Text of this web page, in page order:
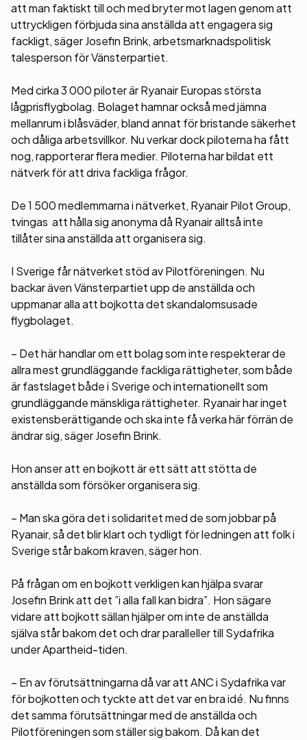
att man faktiskt till och med bryter mot lagen genom att
uttryckligen förbjuda sina anställda att engagera sig
fackligt, säger Josefin Brink, arbetsmarknadspolitisk
talesperson för Vänsterpartiet.
Med cirka 3 000 piloter är Ryanair Europas största
lågprisflygbolag. Bolaget hamnar också med jämna
mellanrum i blåsväder, bland annat för bristande säkerhet
och dåliga arbetsvillkor. Nu verkar dock piloterna ha fått
nog, rapporterar flera medier. Piloterna har bildat ett
nätverk för att driva fackliga frågor.
De 1 500 medlemmarna i nätverket, Ryanair Pilot Group,
tvingas att hålla sig anonyma då Ryanair alltså inte
tillåter sina anställda att organisera sig.
I Sverige får nätverket stöd av Pilotföreningen. Nu
backar även Vänsterpartiet upp de anställda och
uppmanar alla att bojkotta det skandalomsusade
flygbolaget.
– Det här handlar om ett bolag som inte respekterar de
allra mest grundläggande fackliga rättigheter, som både
är fastslaget både i Sverige och internationellt som
grundläggande mänskliga rättigheter. Ryanair har inget
existensberättigande och ska inte få verka här förrän de
ändrar sig, säger Josefin Brink.
Hon anser att en bojkott är ett sätt att stötta de
anställda som försöker organisera sig.
– Man ska göra det i solidaritet med de som jobbar på
Ryanair, så det blir klart och tydligt för ledningen att folk i
Sverige står bakom kraven, säger hon.
På frågan om en bojkott verkligen kan hjälpa svarar
Josefin Brink att det ”i alla fall kan bidra”. Hon sägare
vidare att bojkott sällan hjälper om inte de anställda
själva står bakom det och drar paralleller till Sydafrika
under Apartheid-tiden.
– En av förutsättningarna då var att ANC i Sydafrika var
för bojkotten och tyckte att det var en bra idé. Nu finns
det samma förutsättningar med de anställda och
Pilotföreningen som ställer sig bakom. Då kan det